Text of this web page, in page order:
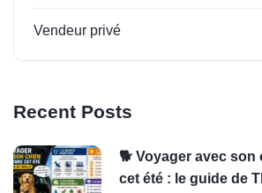
Vendeur privé
Recent Posts
🐕 Voyager avec
cet été : le guide de